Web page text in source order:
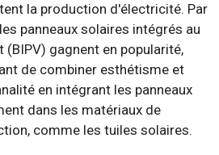
la production d'électricité. Par
panneaux solaires intégrés au
(BIPV) gagnent en popularité,
de combiner esthétisme et
en intégrant les panneaux
dans les matériaux de
comme les tuiles solaires.